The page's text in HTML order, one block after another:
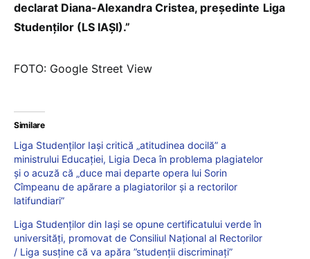
declarat Diana-Alexandra Cristea, președinte Liga
Studenților (LS IAȘI).”
FOTO: Google Street View
Similare
Liga Studenților Iași critică „atitudinea docilă” a
ministrului Educației, Ligia Deca în problema plagiatelor
și o acuză că „duce mai departe opera lui Sorin
Cîmpeanu de apărare a plagiatorilor și a rectorilor
latifundiari”
Liga Studenților din Iași se opune certificatului verde în
universități, promovat de Consiliul Național al Rectorilor
/ Liga susține că va apăra ”studenții discriminați”